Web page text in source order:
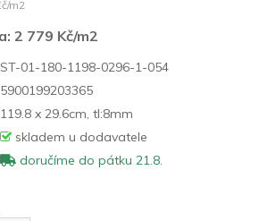
m2
2 779 Kč/m2
ST-01-180-1198-0296-1-054
5900199203365
119.8 x 29.6cm, tl:8mm
skladem u dodavatele
doručíme do pátku 21.8.